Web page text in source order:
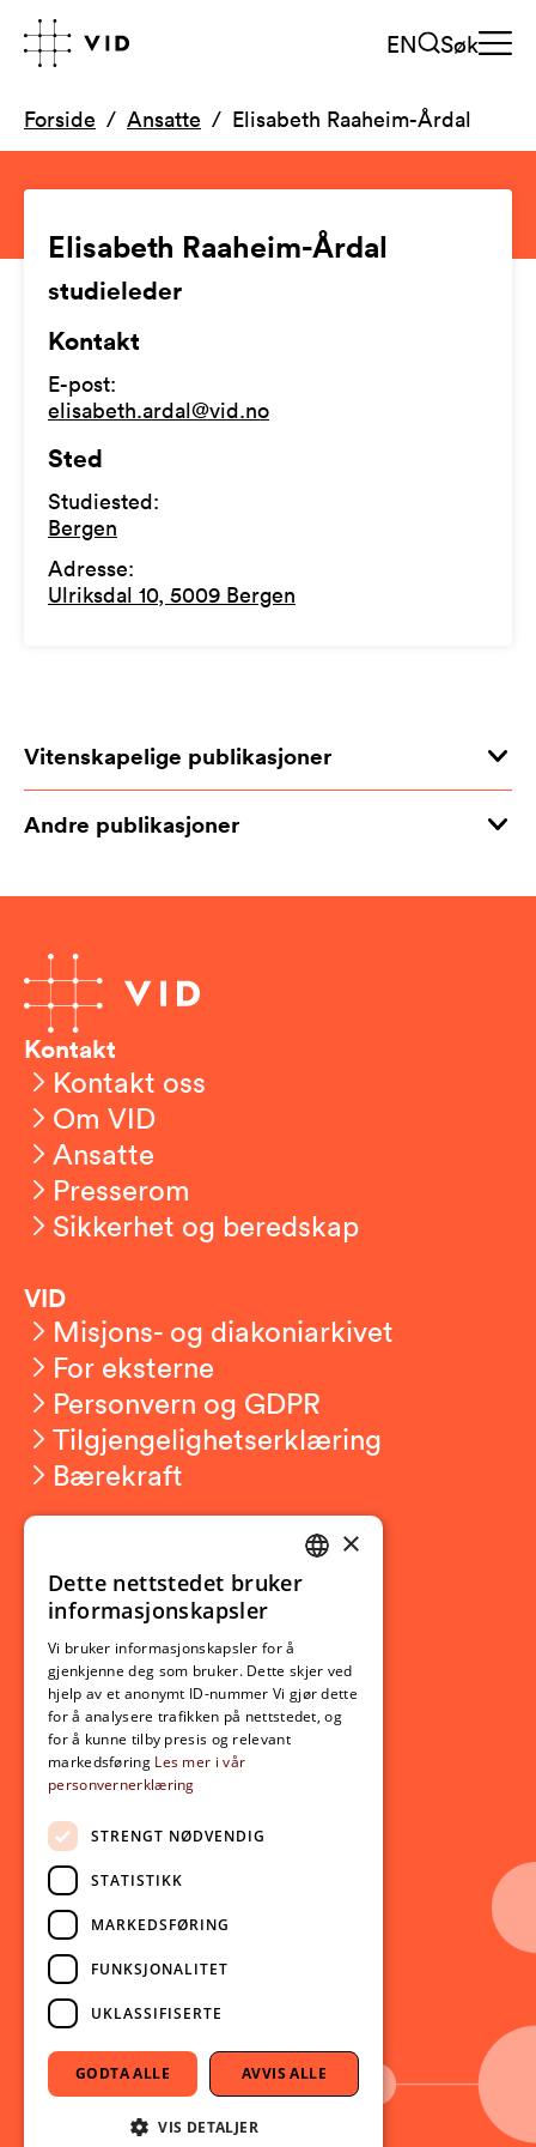
EN Søk
Forside Ansatte Elisabeth Raaheim-Årdal
Elisabeth Raaheim-Årdal
studieleder
Kontakt
E-post:
elisabeth.ardal@vid.no
Sted
Studiested:
Bergen
Adresse:
Ulriksdal 10, 5009 Bergen
Vitenskapelige publikasjoner
Andre publikasjoner
Kontakt
Kontakt oss
Om VID
Ansatte
Presserom
Sikkerhet og beredskap
VID
Misjons- og diakoniarkivet
For eksterne
Personvern og GDPR
Tilgjengelighetserklæring
Bærekraft
Ny student
Utveksling
Opptak
Lov- og regelverk
Aktuelt
Nyheter
Arrangementer
Nyhetsbrev
Ledige stillinger
Følg oss på sosiale medier:
Facebook
Instagram
Youtube
LinkedIn
TikTok
NORWEGIAN
×
Dette nettstedet bruker
informasjonskapsler
Vi bruker informasjonskapsler for å
gjenkjenne deg som bruker. Dette skjer ved
hjelp av et anonymt ID-nummer Vi gjør dette
for å analysere trafikken på nettstedet, og
for å kunne tilby presis og relevant
markedsføring Les mer i vår
personvernerklæring
STRENGT NØDVENDIG
STATISTIKK
MARKEDSFØRING
FUNKSJONALITET
UKLASSIFISERTE
GODTA ALLE AVVIS ALLE
VIS DETALJER